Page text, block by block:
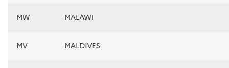
MW MALAWI
MV MALDIVES